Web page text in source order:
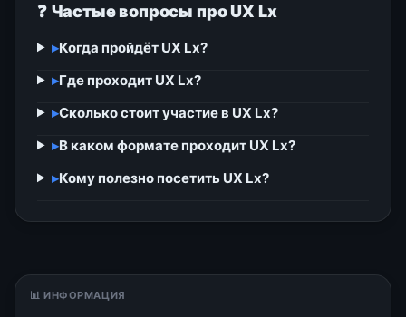
❓ Частые вопросы про UX Lx
▸Когда пройдёт UX Lx?
▸Где проходит UX Lx?
▸Сколько стоит участие в UX Lx?
▸В каком формате проходит UX Lx?
▸Кому полезно посетить UX Lx?
📊 ИНФОРМАЦИЯ